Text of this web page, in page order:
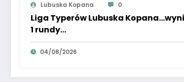
Lubuska Kopana 0
Liga Typerów Lubuska
1 rundy…
04/08/2026